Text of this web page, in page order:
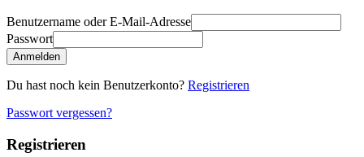
Benutzername oder E-Mail-Adresse
Passwort
Anmelden
Du hast noch kein Benutzerkonto? Registrieren
Passwort vergessen?
Registrieren